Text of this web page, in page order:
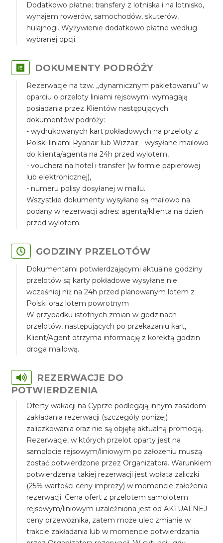
Dodatkowo płatne: transfery z lotniska i na lotnisko,
wynajem rowerów, samochodów, skuterów,
hulajnogi. Wyżywienie dodatkowo płatne według
wybranej opcji.
DOKUMENTY PODRÓŻY
Rezerwacje na tzw. „dynamicznym pakietowaniu” w
oparciu o przeloty liniami rejsowymi wymagają
posiadania przez Klientów następujących
dokumentów podróży:
- wydrukowanych kart pokładowych na przeloty z
Polski liniami Ryanair lub Wizzair - wysyłane mailowo
do klienta/agenta na 24h przed wylotem,
- vouchera na hotel i transfer (w formie papierowej
lub elektronicznej),
- numeru polisy dosyłanej w mailu.
Wszystkie dokumenty wysyłane są mailowo na
podany w rezerwacji adres: agenta/klienta na dzień
przed wylotem.
GODZINY PRZELOTÓW
Dokumentami potwierdzającymi aktualne godziny
przelotów są karty pokładowe wysyłane nie
wcześniej niż na 24h przed planowanym lotem z
Polski oraz lotem powrotnym
W przypadku istotnych zmian w godzinach
przelotów, następujących po przekazaniu kart,
Klient/Agent otrzyma informację z korektą godzin
droga mailową.
REZERWACJE DO
POTWIERDZENIA
Oferty wakacji na Cyprze podlegają innym zasadom
zakładania rezerwacji (szczegóły poniżej)
zaliczkowania oraz nie są objętę aktualną promocją.
Rezerwacje, w których przelot oparty jest na
samolocie rejsowym/liniowym po założeniu muszą
zostać potwierdzone przez Organizatora. Warunkiem
potwierdzenia takiej rezerwacji jest wpłata zaliczki
(25% wartości ceny imprezy) w momencie założenia
rezerwacji. Cena ofert z przelotem samolotem
rejsowym/liniowym uzależniona jest od AKTUALNEJ
ceny przewoźnika, zatem może ulec zmianie w
trakcie zakładania lub w momencie potwierdzania